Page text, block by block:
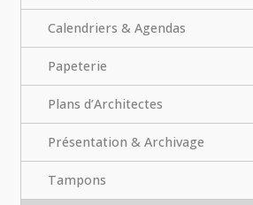
Calendriers & Agendas
Papeterie
Plans d’Architectes
Présentation & Archivage
Tampons